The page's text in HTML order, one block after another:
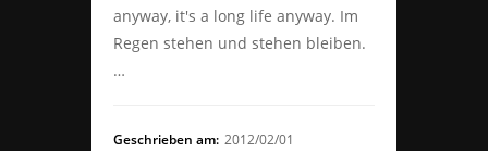
anyway, it's a long life anyway. Im
Regen stehen und stehen bleiben.
…
Geschrieben am: 2012/02/01